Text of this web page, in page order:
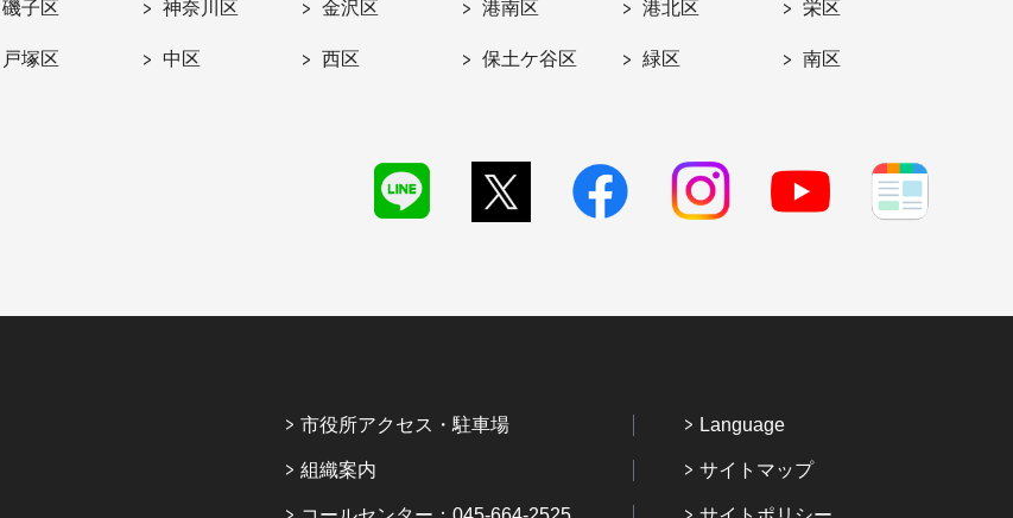
磯子区 神奈川区 金沢区 港南区 港北区 栄区
戸塚区 中区 西区 保土ケ谷区 緑区 南区
市役所アクセス・駐車場
組織案内
Language
サイトマップ